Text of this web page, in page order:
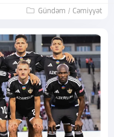
Gündəm / Cəmiyyət